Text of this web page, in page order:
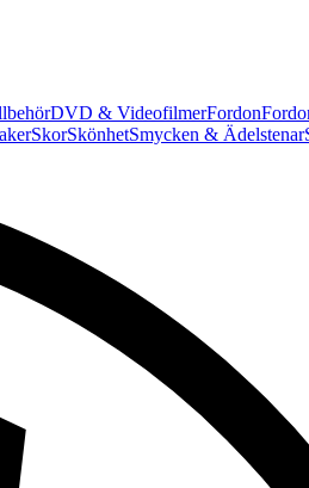
DVD & VideofilmerFordon
SkorSkönhetSmycken & Ädelstenar